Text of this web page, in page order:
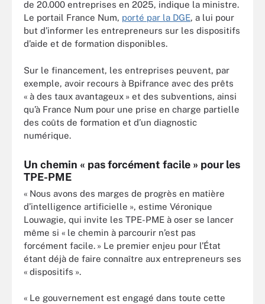
de 20.000 entreprises en 2025, indique la ministre.
Le portail France Num, porté par la DGE, a lui pour
but d’informer les entrepreneurs sur les dispositifs
d’aide et de formation disponibles.
Sur le financement, les entreprises peuvent, par
exemple, avoir recours à Bpifrance avec des prêts
« à des taux avantageux » et des subventions, ainsi
qu’à France Num pour une prise en charge partielle
des coûts de formation et d’un diagnostic
numérique.
Un chemin « pas forcément facile » pour les
TPE-PME
« Nous avons des marges de progrès en matière
d’intelligence artificielle », estime Véronique
Louwagie, qui invite les TPE-PME à oser se lancer
même si « le chemin à parcourir n’est pas
forcément facile. » Le premier enjeu pour l’État
étant déjà de faire connaître aux entrepreneurs ses
« dispositifs ».
« Le gouvernement est engagé dans toute cette